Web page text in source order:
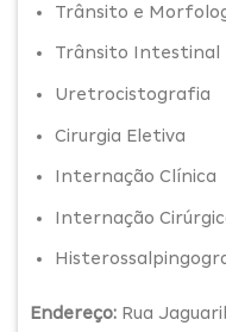
Trânsito e
Trânsito Intestinal
Uretrocistografia
Cirurgia Eletiva
Internação Clínica
Internação
Endereço: Rua